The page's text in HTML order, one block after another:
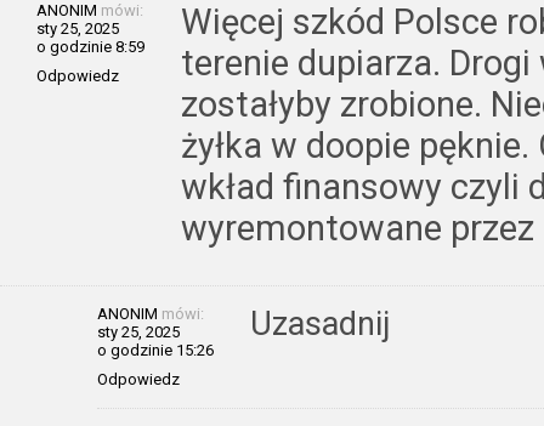
ANONIM mówi:
sty 25, 2025
o godzinie 8:59
Odpowiedz
Więcej szkód Polsce
terenie dupiarza.
zostałyby zrobione.
żyłka w doopie
wkład finansowy czyli
wyremontowane
ANONIM mówi:
sty 25, 2025
o godzinie 15:26
Odpowiedz
Uzasadnij